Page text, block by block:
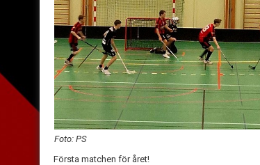
Foto: PS
Första matchen för året!